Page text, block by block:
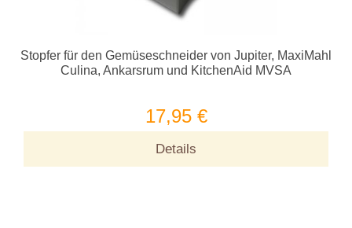
Stopfer für den Gemüseschneider von Jupiter, MaxiMahl
Culina, Ankarsrum und KitchenAid MVSA
17,95 €
Details